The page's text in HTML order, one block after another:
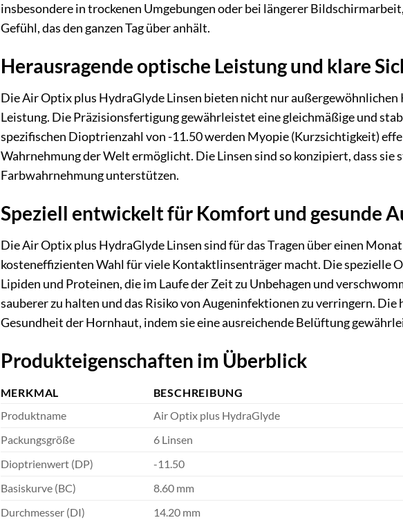
insbesondere in trockenen Umgebungen oder bei längerer
Gefühl, das den ganzen Tag über anhält.
Herausragende optische Leistung und klare
Die Air Optix plus HydraGlyde Linsen bieten nicht nur
Leistung. Die Präzisionsfertigung gewährleistet eine gleichmäßige und
spezifischen Dioptrienzahl von -11.50 werden Myopie (Kurzsichtigkeit)
Wahrnehmung der Welt ermöglicht. Die Linsen sind so konzipiert, dass
Farbwahrnehmung unterstützen.
Speziell entwickelt für Komfort und gesunde
Die Air Optix plus HydraGlyde Linsen sind für das Tragen über einen
kosteneffizienten Wahl für viele Kontaktlinsenträger macht. Die spezielle
Lipiden und Proteinen, die im Laufe der Zeit zu Unbehagen und
sauberer zu halten und das Risiko von Augeninfektionen zu verringern.
Gesundheit der Hornhaut, indem sie eine ausreichende Belüftung
Produkteigenschaften im Überblick
MERKMAL
BESCHREIBUNG
Produktname
Air Optix plus HydraGlyde
Packungsgröße
6 Linsen
Dioptrienwert (DP)
-11.50
Basiskurve (BC)
8.60 mm
Durchmesser (DI)
14.20 mm